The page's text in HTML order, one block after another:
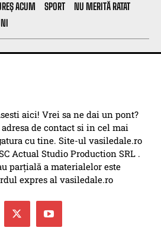
ACUM SPORT
NU MERITĂ RATAT
aici! Vrei sa ne dai un pont?
de contact si in cel mai
cu tine. Site-ul vasiledale.ro
Actual Studio Production SRL .
parțială a materialelor este
expres al vasiledale.ro